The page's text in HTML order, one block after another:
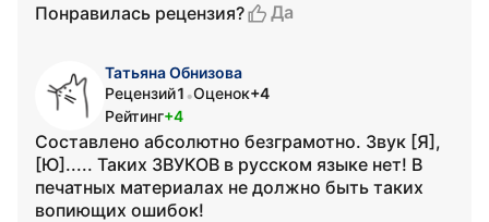
Понравилась рецензия?
Да
Татьяна Обнизова
Рецензий1 •Оценок+4
Рейтинг+4
Составлено абсолютно безграмотно. Звук [Я],
[Ю]..... Таких ЗВУКОВ в русском языке нет! В
печатных материалах не должно быть таких
вопиющих ошибок!